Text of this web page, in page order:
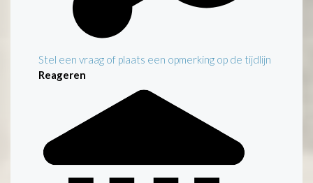
Stel een vraag of plaats een opmerking op de tijdlijn
Reageren